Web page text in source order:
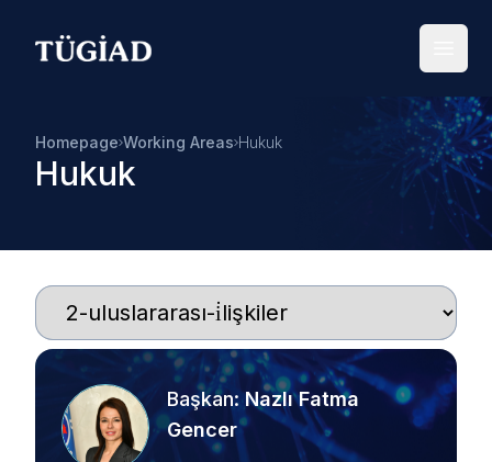
Your Company
Homepage Working Areas Hukuk
Hukuk
Başkan:Nazlı Fatma
Gencer